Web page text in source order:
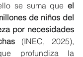
se suma que el
de niños del
por necesidades
(INEC, 2025),
profundiza la